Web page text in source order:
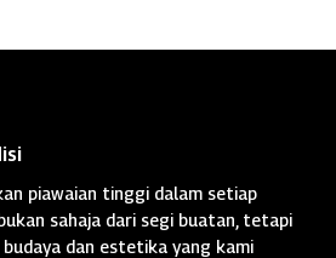
piawaian tinggi dalam setiap
sahaja dari segi buatan, tetapi
dan estetika yang kami